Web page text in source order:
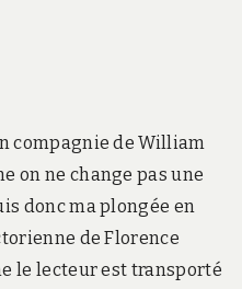
compagnie de William
on ne change pas une
donc ma plongée en
de Florence
le lecteur est transporté